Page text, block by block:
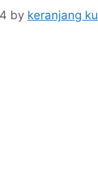
by keranjang ku